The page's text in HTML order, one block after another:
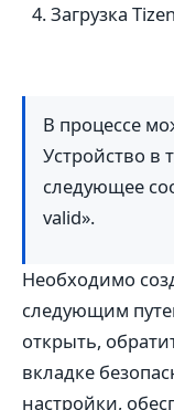
Загрузка
В процессе
Устройство в
следующее
valid».
Необходимо
следующим
открыть,
вкладке
настройки,